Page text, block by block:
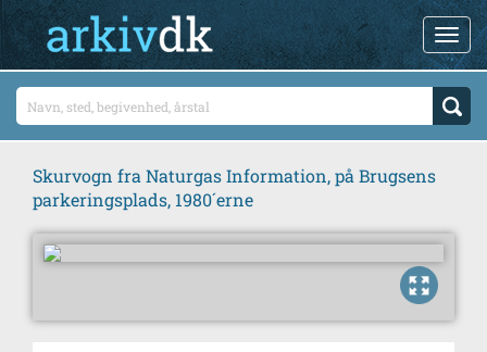
Skurvogn fra Naturgas Information, på Brugsens
parkeringsplads, 1980´erne